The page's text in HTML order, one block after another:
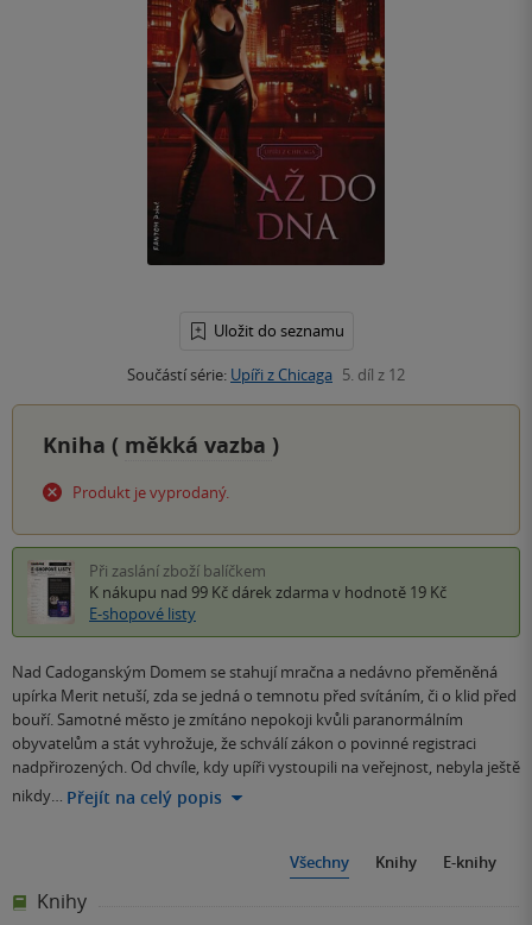
Uložit do seznamu
Součástí série: Upíři z Chicaga 5. díl z 12
Kniha ( měkká vazba )
Produkt je vyprodaný.
Při zaslání zboží balíčkem
K nákupu nad 99 Kč dárek zdarma v hodnotě 19 Kč
E-shopové listy
Nad Cadoganským Domem se stahují mračna a nedávno přeměněná
upírka Merit netuší, zda se jedná o temnotu před svítáním, či o klid před
bouří. Samotné město je zmítáno nepokoji kvůli paranormálním
obyvatelům a stát vyhrožuje, že schválí zákon o povinné registraci
nadpřirozených. Od chvíle, kdy upíři vystoupili na veřejnost, nebyla ještě
nikdy… Přejít na celý popis
Všechny Knihy E-knihy
Knihy